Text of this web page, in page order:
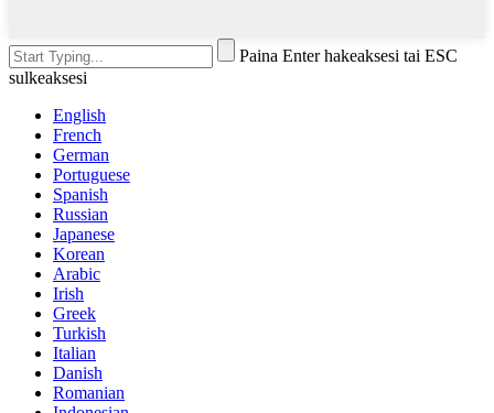
Paina Enter hakeaksesi tai ESC
sulkeaksesi
English
French
German
Portuguese
Spanish
Russian
Japanese
Korean
Arabic
Irish
Greek
Turkish
Italian
Danish
Romanian